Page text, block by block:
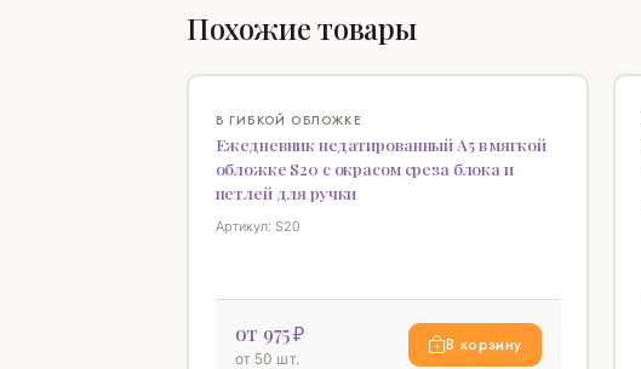
Похожие товары
В ГИБКОЙ ОБЛОЖКЕ
Ежедневник недатированный А5 в мягкой
обложке S20 с окрасом среза блока и
петлей для ручки
Артикул: S20
от 975 ₽
от 50 шт.
В корзину